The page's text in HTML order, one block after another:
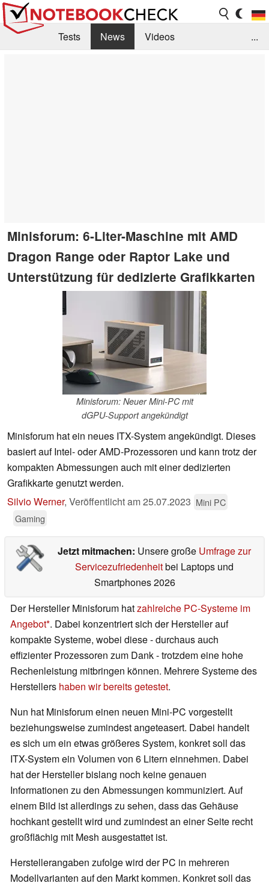
Tests News
Videos
...
Minisforum: 6-Liter-Maschine mit AMD
Dragon Range oder Raptor Lake und
Unterstützung für dedizierte Grafikkarten
Minisforum: Neuer Mini-PC mit
dGPU-Support angekündigt
Minisforum hat ein neues ITX-System angekündigt. Dieses
basiert auf Intel- oder AMD-Prozessoren und kann trotz der
kompakten Abmessungen auch mit einer dedizierten
Grafikkarte genutzt werden.
Silvio Werner, Veröffentlicht am25.07.2023 Mini PC
Gaming
Jetzt mitmachen: Unsere große Umfrage zur
Servicezufriedenheitbei Laptops und
Smartphones 2026
Der Hersteller Minisforum hatzahlreiche PC-Systeme im
Angebot . Dabei konzentriert sich der Hersteller auf
kompakte Systeme, wobei diese - durchaus auch
effizienter Prozessoren zum Dank - trotzdem eine hohe
Rechenleistung mitbringen können. Mehrere Systeme des
Herstellers haben wir bereits getestet.
Nun hat Minisforum einen neuen Mini-PC vorgestellt
beziehungsweise zumindest angeteasert. Dabei handelt
es sich um ein etwas größeres System, konkret soll das
ITX-System ein Volumen von 6 Litern einnehmen. Dabei
hat der Hersteller bislang noch keine genauen
Informationen zu den Abmessungen kommuniziert. Auf
einem Bild ist allerdings zu sehen, dass das Gehäuse
hochkant gestellt wird und zumindest an einer Seite recht
großflächig mit Mesh ausgestattet ist.
Herstellerangaben zufolge wird der PC in mehreren
Modellvarianten auf den Markt kommen. Konkret soll das